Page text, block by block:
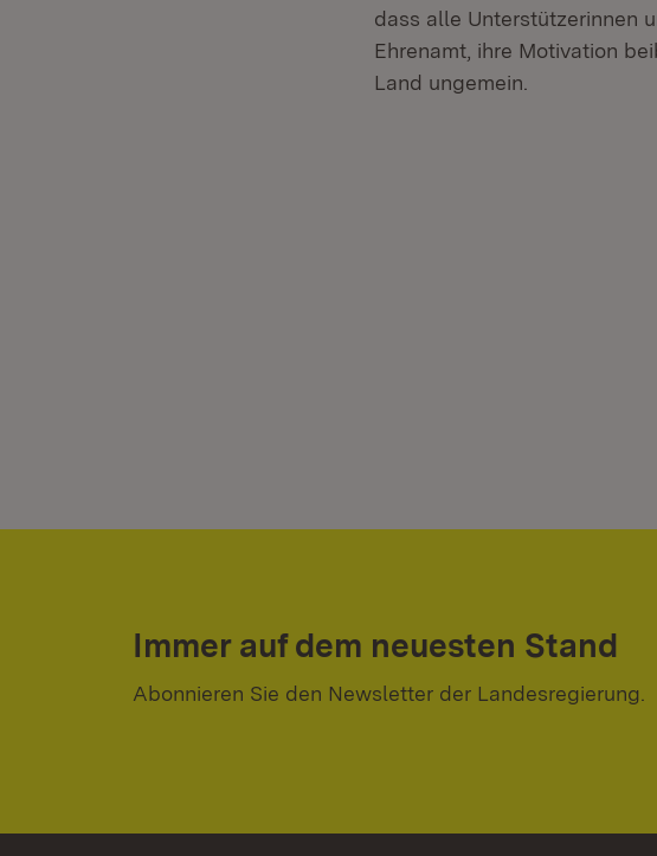
dass alle Unterstützerinnen
Ehrenamt, ihre Motivation
Land ungemein.
Immer auf dem neuesten Stand
Abonnieren Sie den Newsletter der Landesregierung.